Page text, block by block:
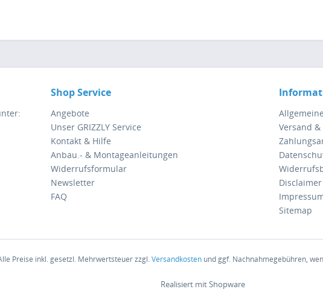
Shop Service
Angebote
Unser GRIZZLY Service
Kontakt & Hilfe
Anbau.- & Montageanleitungen
Widerrufsformular
Newsletter
FAQ
Versand
Disclaimer
Sitemap
Preise inkl. gesetzl. Mehrwertsteuer zzgl.Versandkostenund ggf. Nachnahmegebühren,
Realisiert mit Shopware